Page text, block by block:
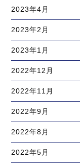
2023年4月
2023年2月
2023年1月
2022年12月
2022年11月
2022年9月
2022年8月
2022年5月